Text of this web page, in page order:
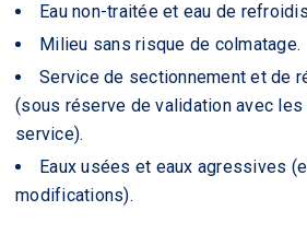
Eau non-traitée et eau de
Milieu sans risque de colmatage.
Service de sectionnement et de
(sous réserve de validation avec
service).
Eaux usées et eaux agressives
modifications).